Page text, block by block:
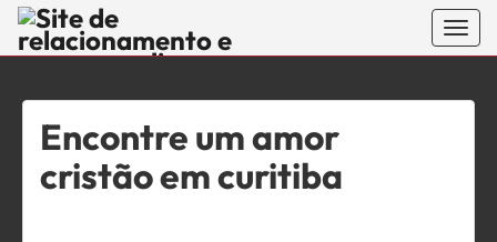
encontre o
seu divino
Encontre um amor
cristão em curitiba